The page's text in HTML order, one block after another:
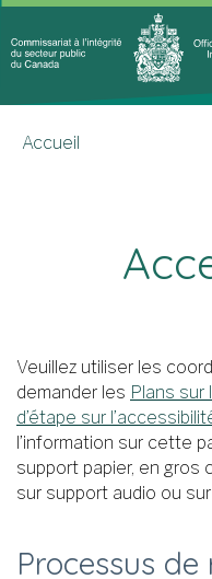
are
Accueil
Veuillez utiliser les
demander les Plans sur
d’étape sur
l’information sur cette
support papier, en gros
sur support audio ou
Processus